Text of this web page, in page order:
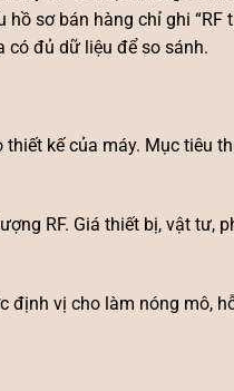
sơ bán hàng chỉ ghi “RF
có đủ dữ liệu để so sánh.
kế của máy. Mục tiêu
RF. Giá thiết bị, vật tư,
định vị cho làm nóng mô,